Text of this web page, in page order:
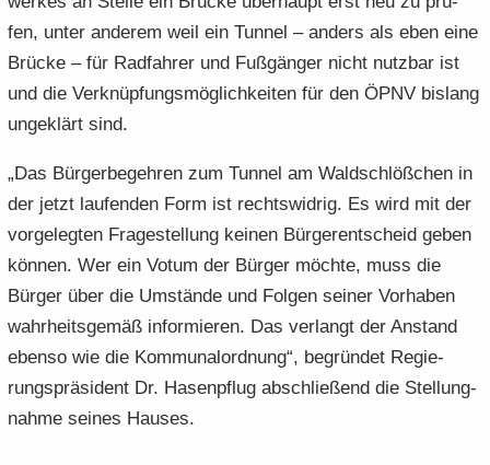
fen, unter an­de­rem weil ein Tun­nel – an­ders als eben eine
Brü­cke – für Rad­fah­rer und Fuß­gän­ger nicht nutz­bar ist
und die Ver­knüp­fungs­mög­lich­kei­ten für den ÖPNV bis­lang
un­ge­klärt sind.
„Das Bür­ger­be­geh­ren zum Tun­nel am Wald­schlöß­chen in
der jetzt lau­fen­den Form ist rechts­wid­rig. Es wird mit der
vor­ge­leg­ten Fra­ge­stel­lung kei­nen Bür­ger­ent­scheid geben
kön­nen. Wer ein Votum der Bür­ger möch­te, muss die
Bür­ger über die Um­stän­de und Fol­gen sei­ner Vor­ha­ben
wahr­heits­ge­mäß in­for­mie­ren. Das ver­langt der An­stand
eben­so wie die Kom­mu­nal­ord­nung“, be­grün­det Re­gie­
rungs­prä­si­dent Dr. Ha­sen­pflug ab­schlie­ßend die Stel­lung­
nah­me sei­nes Hau­ses.